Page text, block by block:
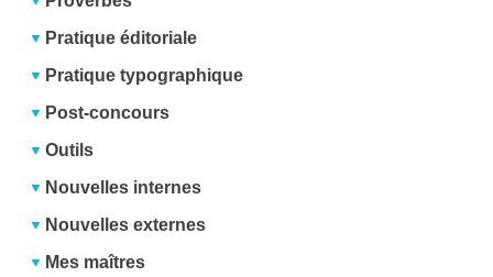
Pratique éditoriale
Pratique typographique
Post-concours
Outils
Nouvelles internes
Nouvelles externes
Mes maîtres